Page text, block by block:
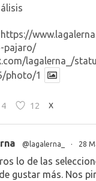
https://
pajaro/
lagalerna_/
photo/1
4 12 X
@lagalerna_ · 28
lo de las
gustar más. Nos